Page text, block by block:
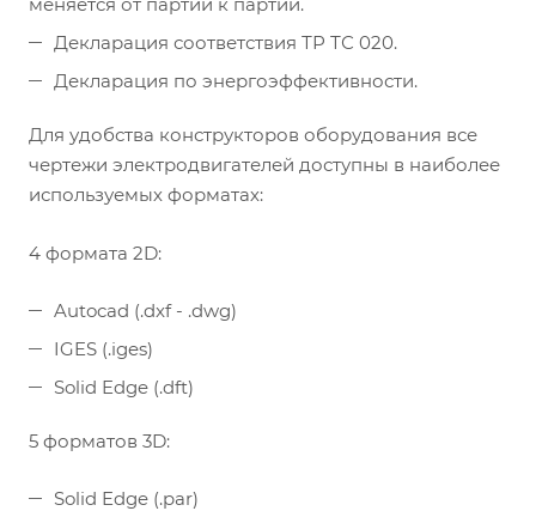
Декларация соответствия ТР ТС 020.
Декларация по энергоэффективности.
Для удобства конструкторов оборудования все
чертежи электродвигателей доступны в наиболее
используемых форматах:
4 формата 2D:
Autocad (.dxf - .dwg)
IGES (.iges)
Solid Edge (.dft)
5 форматов 3D:
Solid Edge (.par)